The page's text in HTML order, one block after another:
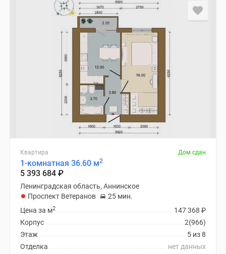
Квартира Дом сдан
1-комнатная 36.60 м2
5 393 684 ₽
Ленинградская область, Аннинское
Проспект Ветеранов
25 мин.
147 368 ₽
Цена за м2
2(966)
Корпус
5 из 8
Этаж
нет данных
Отделка